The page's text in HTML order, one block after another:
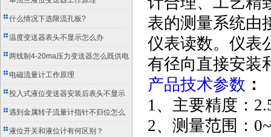
什么情况下选限流孔板?
温度变送器表头不显示怎么办
两线制4-20ma压力变送器怎么既供电
又传信号？
电磁流量计工作原理
投入式液位变送器安装后表头不显示
怎么办？
遇到金属转子流量计指针不归位怎么
办？
液位开关和液位计有何区别？
表的测量系统由
仪表读数。仪表
有径向直接安装
产品技术参数 ：
1、主要精度：
2、测量范围：